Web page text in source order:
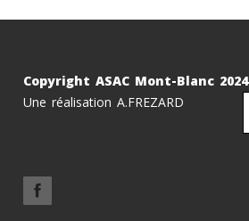
Copyright ASAC Mont-Blanc 2024
Une réalisation A.FREZARD